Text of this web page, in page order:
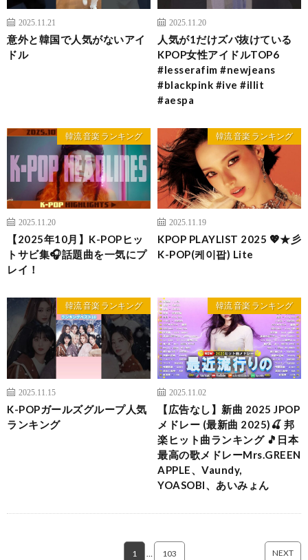
2025.11.21
意外と韓国で人気がないアイ
ドル
2025.11.20
人気が1だけズバ抜けている
KPOP女性アイドルTOP6
#lesserafim #newjeans
#blackpink #ive #illit
#aespa
韓流 音楽 ランキング
2025.11.20
【2025年10月】K-POPヒッ
トサビ集🎧話題曲を一気にプ
レイ！
韓流 音楽 ランキング
2025.11.19
KPOP PLAYLIST 2025 💖★彡
K-POP(케이팝) Lite
韓流 音楽 ランキング
2025.11.15
K-POPガールズグループ人気
ランキング
韓流 音楽 ランキング
2025.11.02
【広告なし】新曲 2025 JPOP
メドレー (最新曲 2025)🍒 邦
楽ヒット曲ランキング 🎵日本
最高の歌メドレーMrs.GREEN
APPLE、Vaundy,
YOASOBI、あいみょん
1 103 NEXT